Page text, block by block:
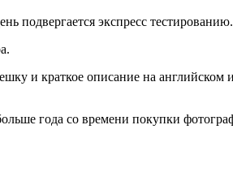
подвергается экспресс
и краткое описание на английском
года со времени покупки